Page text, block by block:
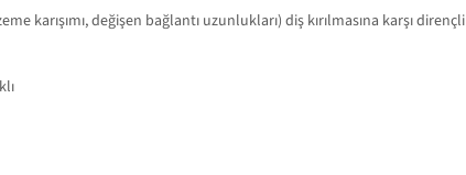
karışımı, değişen bağlantı uzunlukları) diş kırılmasına karşı dirençli